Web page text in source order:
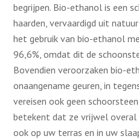
begrijpen. Bio-ethanol is een
haarden, vervaardigd uit
het gebruik van bio-ethanol
96,6%, omdat dit de
Bovendien veroorzaken bio-
onaangename geuren, in
vereisen ook geen
betekent dat ze vrijwel overal
ook op uw terras en in uw